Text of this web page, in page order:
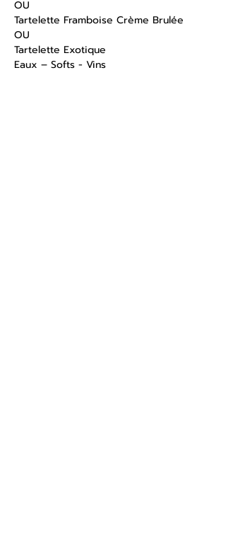
OU
Tartelette Framboise Crème Brulée
OU
Tartelette Exotique
Eaux – Softs - Vins